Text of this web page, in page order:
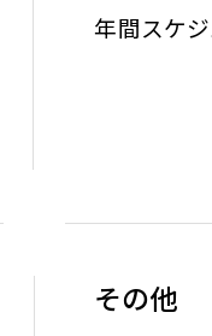
年間スケ
その他